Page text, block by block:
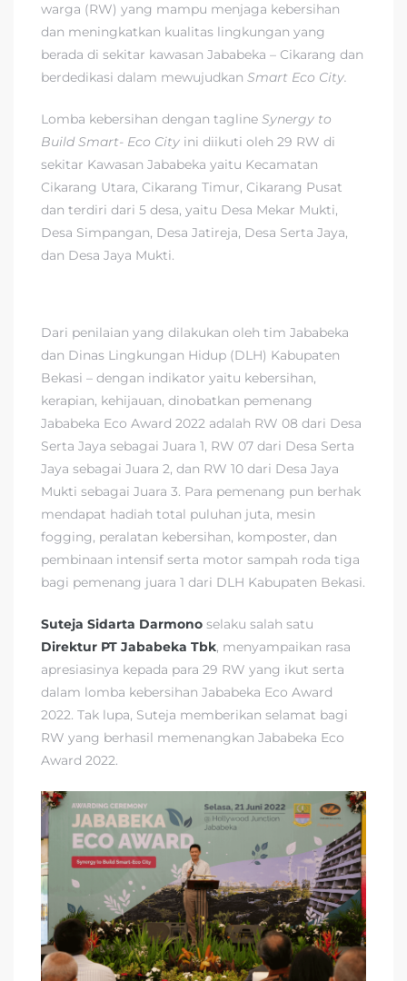
warga (RW) yang mampu menjaga kebersihan
dan meningkatkan kualitas lingkungan yang
berada di sekitar kawasan Jababeka – Cikarang dan
berdedikasi dalam mewujudkan Smart Eco City.
Lomba kebersihan dengan tagline Synergy to
Build Smart- Eco City ini diikuti oleh 29 RW di
sekitar Kawasan Jababeka yaitu Kecamatan
Cikarang Utara, Cikarang Timur, Cikarang Pusat
dan terdiri dari 5 desa, yaitu Desa Mekar Mukti,
Desa Simpangan, Desa Jatireja, Desa Serta Jaya,
dan Desa Jaya Mukti.
Dari penilaian yang dilakukan oleh tim Jababeka
dan Dinas Lingkungan Hidup (DLH) Kabupaten
Bekasi – dengan indikator yaitu kebersihan,
kerapian, kehijauan, dinobatkan pemenang
Jababeka Eco Award 2022 adalah RW 08 dari Desa
Serta Jaya sebagai Juara 1, RW 07 dari Desa Serta
Jaya sebagai Juara 2, dan RW 10 dari Desa Jaya
Mukti sebagai Juara 3. Para pemenang pun berhak
mendapat hadiah total puluhan juta, mesin
fogging, peralatan kebersihan, komposter, dan
pembinaan intensif serta motor sampah roda tiga
bagi pemenang juara 1 dari DLH Kabupaten Bekasi.
Suteja Sidarta Darmono selaku salah satu
Direktur PT Jababeka Tbk, menyampaikan rasa
apresiasinya kepada para 29 RW yang ikut serta
dalam lomba kebersihan Jababeka Eco Award
2022. Tak lupa, Suteja memberikan selamat bagi
RW yang berhasil memenangkan Jababeka Eco
Award 2022.